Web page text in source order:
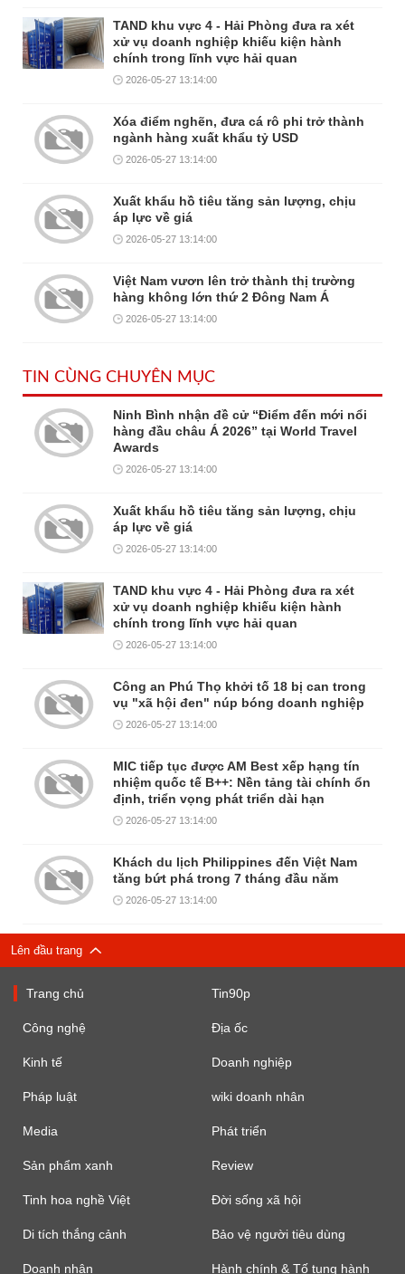
TAND khu vực 4 - Hải Phòng đưa ra xét
xử vụ doanh nghiệp khiếu kiện hành
chính trong lĩnh vực hải quan
2026-05-27 13:14:00
Xóa điểm nghẽn, đưa cá rô phi trở thành
ngành hàng xuất khẩu tỷ USD
2026-05-27 13:14:00
Xuất khẩu hồ tiêu tăng sản lượng, chịu
áp lực về giá
2026-05-27 13:14:00
Việt Nam vươn lên trở thành thị trường
hàng không lớn thứ 2 Đông Nam Á
2026-05-27 13:14:00
TIN CÙNG CHUYÊN MỤC
Ninh Bình nhận đề cử “Điểm đến mới nổi
hàng đầu châu Á 2026” tại World Travel
Awards
2026-05-27 13:14:00
Xuất khẩu hồ tiêu tăng sản lượng, chịu
áp lực về giá
2026-05-27 13:14:00
TAND khu vực 4 - Hải Phòng đưa ra xét
xử vụ doanh nghiệp khiếu kiện hành
chính trong lĩnh vực hải quan
2026-05-27 13:14:00
Công an Phú Thọ khởi tố 18 bị can trong
vụ "xã hội đen" núp bóng doanh nghiệp
2026-05-27 13:14:00
MIC tiếp tục được AM Best xếp hạng tín
nhiệm quốc tế B++: Nền tảng tài chính ổn
định, triển vọng phát triển dài hạn
2026-05-27 13:14:00
Khách du lịch Philippines đến Việt Nam
tăng bứt phá trong 7 tháng đầu năm
2026-05-27 13:14:00
Lên đầu trang
Trang chủ Tin90p
Công nghệ Địa ốc
Kinh tế Doanh nghiệp
Pháp luật wiki doanh nhân
Media Phát triển
Sản phẩm xanh Review
Tinh hoa nghề Việt Đời sống xã hội
Di tích thắng cảnh Bảo vệ người tiêu dùng
Doanh nhân Hành chính & Tố tụng hành